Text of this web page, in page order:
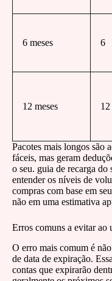
6 meses 6
12 meses 12
Pacotes mais longos são
fáceis, mas geram
o seu. guia de recarga do
entender os níveis de
compras com base em
não em uma estimativa
Erros comuns a evitar ao
O erro mais comum é
de data de expiração.
contas que expirarão